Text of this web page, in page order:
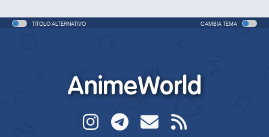
TITOLO ALTERNATIVO CAMBIA TEMA
AnimeWorld